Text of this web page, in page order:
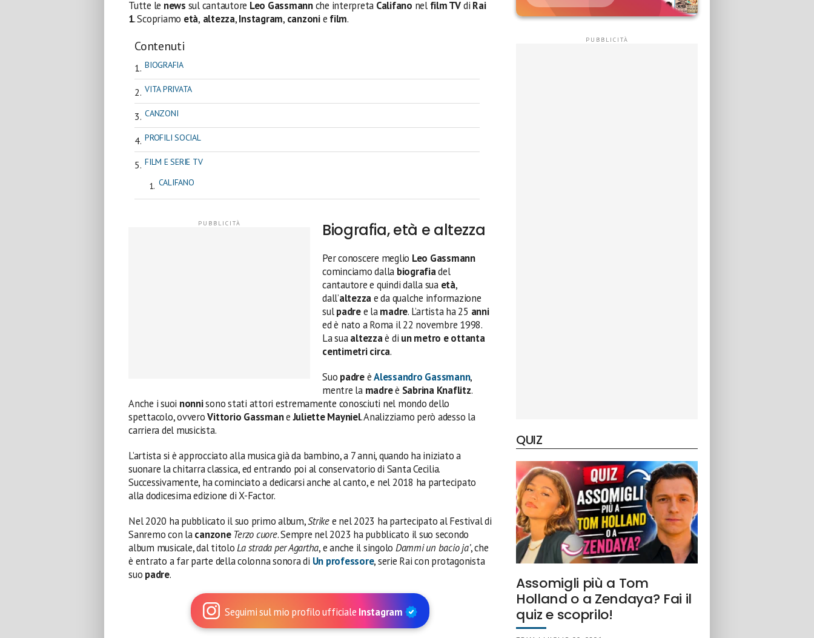
Tutte le news sul cantautore Leo Gassmannche interpreta Califano nel film TVdi Rai
1. Scopriamo età, altezza,Instagram, canzonie film.
Contenuti
BIOGRAFIA
VITA PRIVATA
CANZONI
PROFILI SOCIAL
FILM E SERIE TV
CALIFANO
Biografia, età e altezza
Per conoscere meglio Leo Gassmann
cominciamo dalla biografiadel
cantautore e quindi dalla sua età,
dall’altezzae da qualche informazione
sulpadree lamadre. L’artista ha 25 anni
ed è nato a Roma il 22 novembre 1998.
La suaaltezzaè di un metro e ottanta
centimetri circa.
Suo padreèAlessandro Gassmann,
mentre la madreè Sabrina Knaflitz.
Anche i suoi nonnisono stati attori estremamente conosciuti nel mondo dello
spettacolo, ovveroVittorio GassmaneJuliette Mayniel. Analizziamo però adesso la
carriera del musicista.
L’artista si è approcciato alla musica già da bambino, a 7 anni, quando ha iniziato a
suonare la chitarra classica, ed entrando poi al conservatorio di Santa Cecilia.
Successivamente, ha cominciato a dedicarsi anche al canto, e nel 2018 ha partecipato
alla dodicesima edizione di X-Factor.
Nel 2020 ha pubblicato il suo primo album,Strikee nel 2023 ha partecipato al Festival di
Sanremo con lacanzone Terzo cuore. Sempre nel 2023 ha pubblicato il suo secondo
album musicale, dal titoloLa strada per Agartha, e anche il singolo Dammi un bacio ja’, che
è entrato a far parte della colonna sonora di Un professore, serie Rai con protagonista
suo padre.
Seguimi sul mio profilo ufficiale Instagram
QUIZ
Assomigli più a Tom
Holland o a Zendaya? Fai il
quiz e scoprilo!